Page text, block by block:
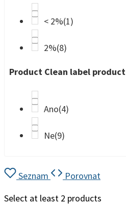
< 2%(1)
2%(8)
Product Clean label product
Ano(4)
Ne(9)
Seznam
Porovnat
Select at least 2 products